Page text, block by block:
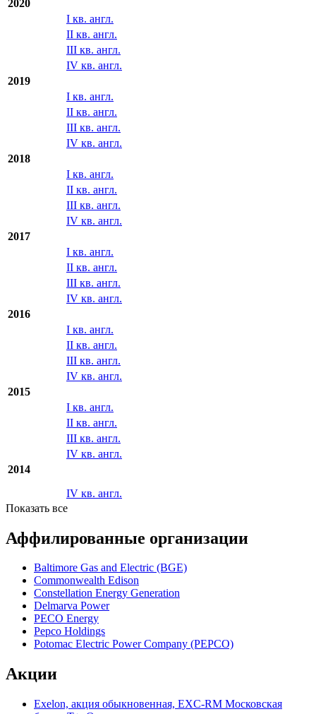
III кв. англ.
IV кв. англ.
I кв. англ.
III кв. англ.
IV кв. англ.
I кв. англ.
III кв. англ.
IV кв. англ.
I кв. англ.
III кв. англ.
IV кв. англ.
I кв. англ.
III кв. англ.
IV кв. англ.
I кв. англ.
III кв. англ.
IV кв. англ.
I кв. англ.
IV кв. англ.
IV кв. англ.
Аффилированные организации
Baltimore Gas and Electric (BGE)
Commonwealth Edison
Constellation Energy Generation
Pepco Holdings